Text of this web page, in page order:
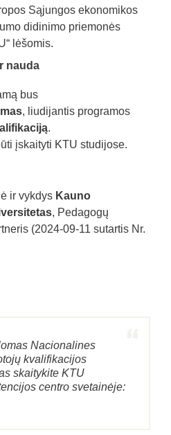
Sąjungos ekonomikos
didinimo priemonės
lėšomis.‎
nauda
bus
, liudijantis programos
.
įskaityti KTU studijose.
ir vykdys Kauno
, Pedagogų
(2024-09-11 sutartis Nr.
Nacionalines
kvalifikacijos
skaitykite KTU
centro svetainėje: